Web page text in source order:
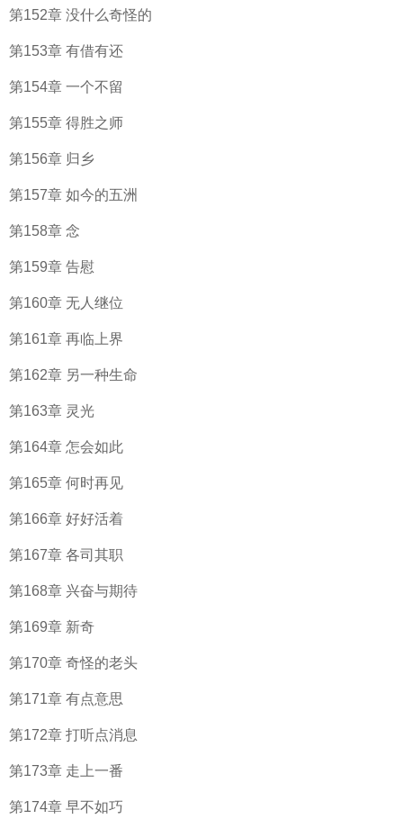
第152章 没什么奇怪的
第153章 有借有还
第154章 一个不留
第155章 得胜之师
第156章 归乡
第157章 如今的五洲
第158章 念
第159章 告慰
第160章 无人继位
第161章 再临上界
第162章 另一种生命
第163章 灵光
第164章 怎会如此
第165章 何时再见
第166章 好好活着
第167章 各司其职
第168章 兴奋与期待
第169章 新奇
第170章 奇怪的老头
第171章 有点意思
第172章 打听点消息
第173章 走上一番
第174章 早不如巧